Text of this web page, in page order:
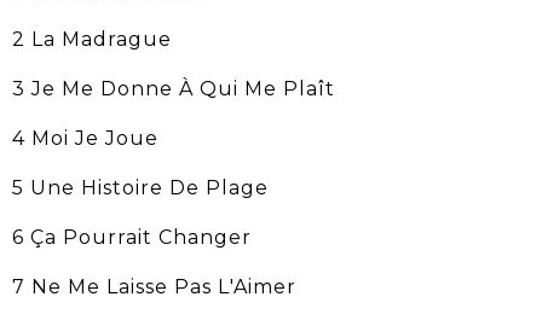
2 La Madrague
3 Je Me Donne À Qui Me Plaît
4 Moi Je Joue
5 Une Histoire De Plage
6 Ça Pourrait Changer
7 Ne Me Laisse Pas L'Aimer